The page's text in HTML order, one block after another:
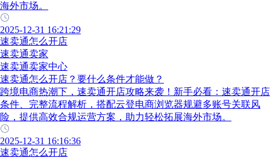
海外市场。
2025-12-31 16:21:29
速卖通怎么开店
速卖通卖家
速卖通卖家中心
速卖通怎么开店？要什么条件才能做？
跨境电商热潮下，速卖通开店攻略来袭！新手必看：速卖通开店
条件、完整流程解析，搭配云登电商浏览器规避多账号关联风
险，提供高效合规运营方案，助力轻松拓展海外市场。
2025-12-31 16:16:36
速卖通怎么开店